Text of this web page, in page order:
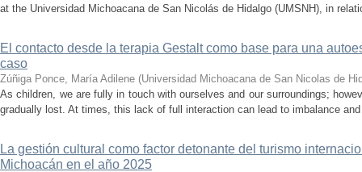
at the Universidad Michoacana de San Nicolás de Hidalgo (UMSNH), in
El contacto desde la terapia Gestalt como base para una
caso
Zúñiga Ponce, María Adilene (Universidad Michoacana de San Nicolas de
As children, we are fully in touch with ourselves and our surroundings;
gradually lost. At times, this lack of full interaction can lead to imbalance
La gestión cultural como factor detonante del turismo
Michoacán en el año 2025